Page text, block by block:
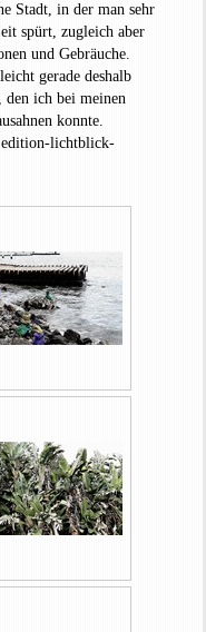
Stadt, in der man sehr
spürt, zugleich aber
und Gebräuche.
gerade deshalb
den ich bei meinen
konnte.
lichtblick-